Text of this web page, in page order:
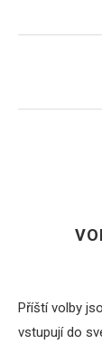
Příští volby
vstupují do